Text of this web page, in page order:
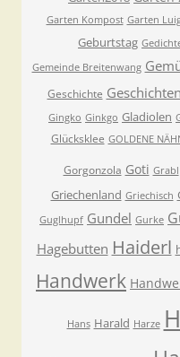
Garten Kompost Garten
Geburtstag
Gemeinde Breitenwang
Geschichte Geschichten
Gingko Ginkgo Gladiolen
Glücksklee GOLDENE
Gorgonzola Goti Grabl
Griechenland Griechisch
Guglhupf Gundel Gurke
Hagebutten Haiderl
Handwerk
Hans Harald Harze